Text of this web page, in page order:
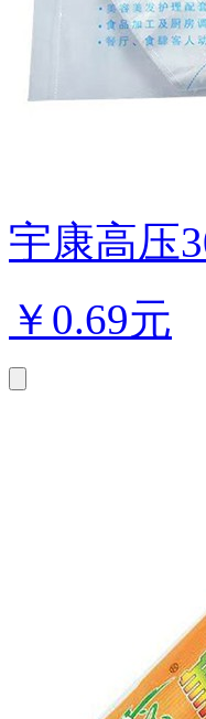
宇康高压
￥ 0.69元